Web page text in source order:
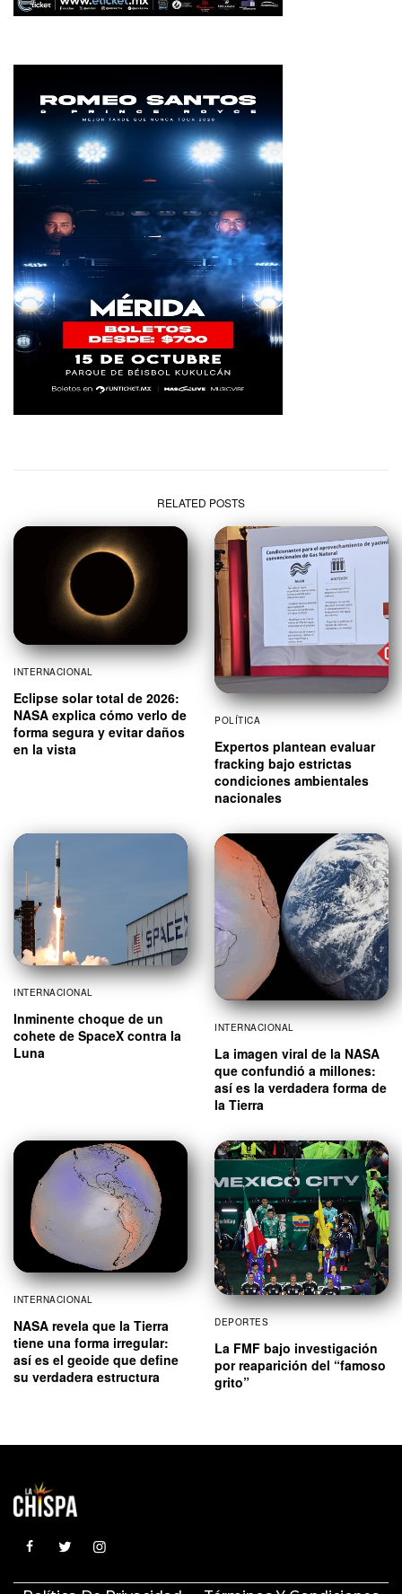
RELATED POSTS
INTERNACIONAL
Eclipse solar total de 2026:
NASA explica cómo verlo de
forma segura y evitar daños
en la vista
POLÍTICA
Expertos plantean evaluar
fracking bajo estrictas
condiciones ambientales
nacionales
INTERNACIONAL
Inminente choque de un
cohete de SpaceX contra la
Luna
INTERNACIONAL
La imagen viral de la NASA
que confundió a millones:
así es la verdadera forma de
la Tierra
INTERNACIONAL
NASA revela que la Tierra
tiene una forma irregular:
así es el geoide que define
su verdadera estructura
DEPORTES
La FMF bajo investigación
por reaparición del “famoso
grito”